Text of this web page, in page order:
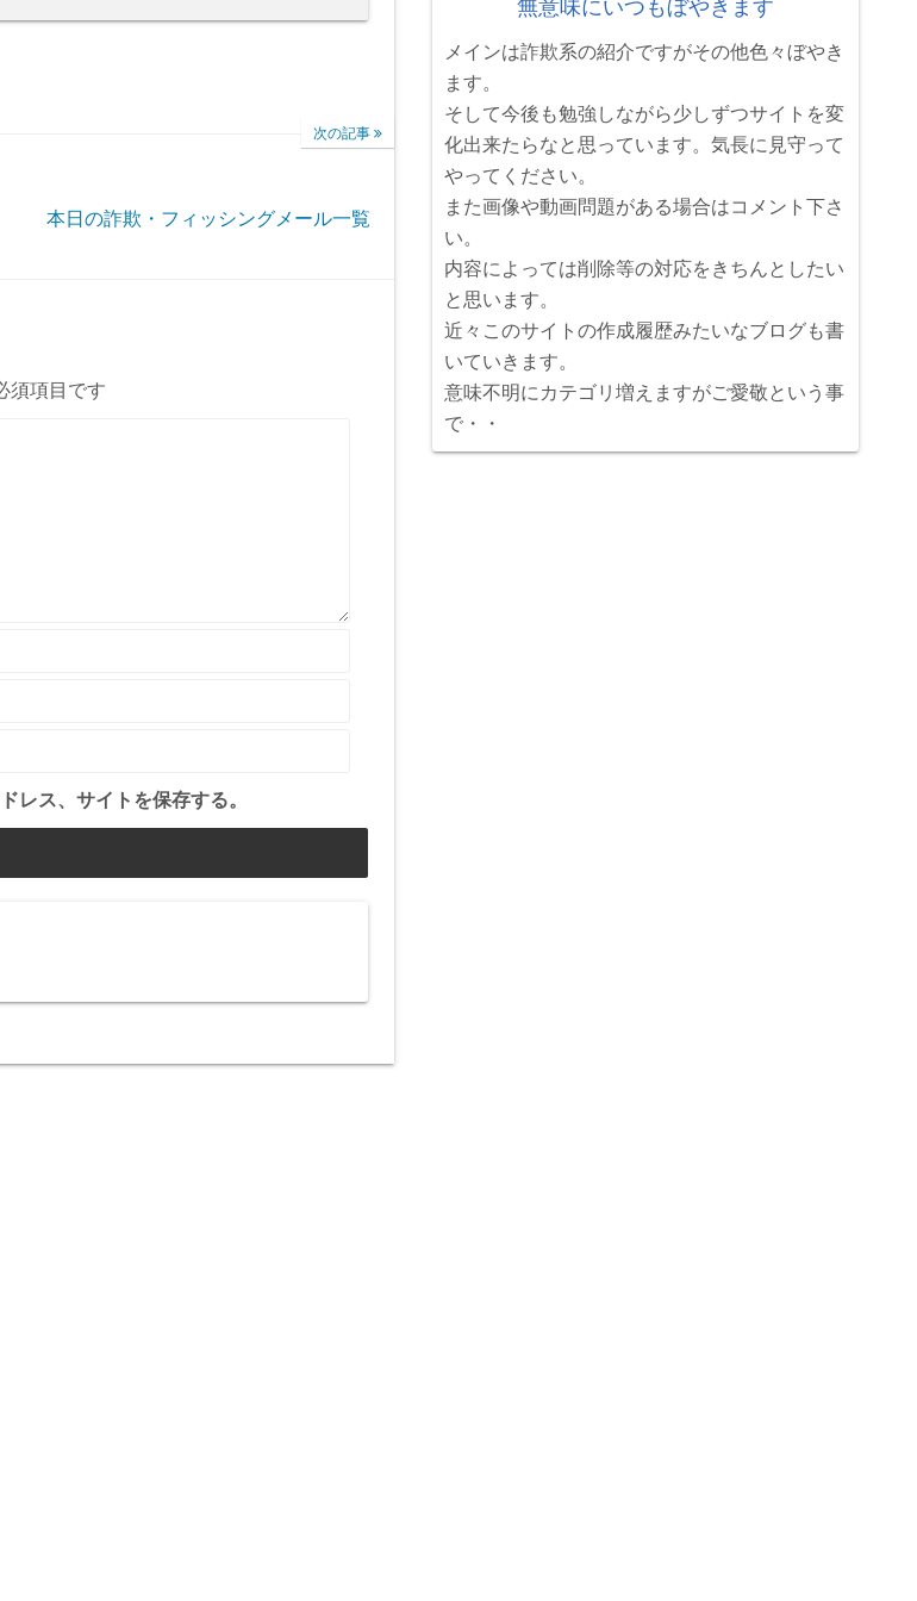
次の記事
本日の詐欺・フィッシングメール一覧
須項目です
レス、サイトを保存する。
無意味にいつもぼやきます
メインは詐欺系の紹介ですがその他色々ぼやき
ます。
そして今後も勉強しながら少しずつサイトを変
化出来たらなと思っています。気長に見守って
やってください。
また画像や動画問題がある場合はコメント下さ
い。
内容によっては削除等の対応をきちんとしたい
と思います。
近々このサイトの作成履歴みたいなブログも書
いていきます。
意味不明にカテゴリ増えますがご愛敬という事
で・・